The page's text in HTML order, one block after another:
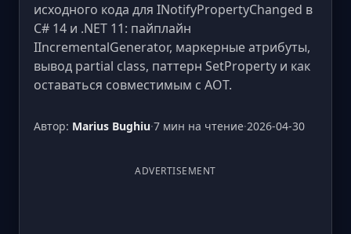
исходного кода для INotifyPropertyChanged в
C# 14 и .NET 11: пайплайн
IIncrementalGenerator, маркерные атрибуты,
вывод partial class, паттерн SetProperty и как
оставаться совместимым с AOT.
Автор: Marius Bughiu·7 мин на чтение·2026-04-30
ADVERTISEMENT